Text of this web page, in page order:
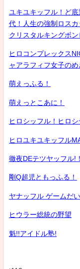
ユキユキッフル！ど
代！人生の強制ロス
クリスタルキングボ
ヒロコンプレックス
ャアラフィフ女子の
萌えっふる！
萌えっとこあに！
ヒロシッフル！ヒロ
ヒロユキユキッフル
徹夜DEテツヤッフル!
剛Q超児ともっふる！
ヤナッフル ゲームだ
ヒウラー総統の野望
魁!!アイドル塾!